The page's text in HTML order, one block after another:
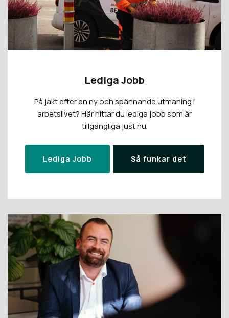
Lediga Jobb
På jakt efter en ny och spännande utmaning i
arbetslivet? Här hittar du lediga jobb som är
tillgängliga just nu.
Lediga Jobb Så funkar det